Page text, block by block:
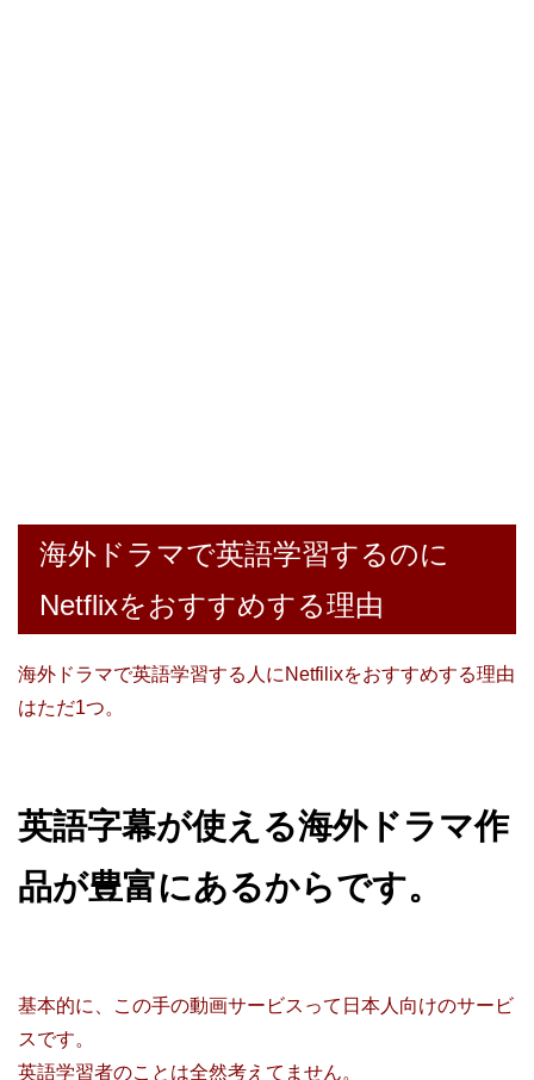
海外ドラマで英語学習するのに
Netflixをおすすめする理由
海外ドラマで英語学習する人にNetfilixをおすすめする理由
はただ1つ。
英語字幕が使える海外ドラマ作
品が豊富にあるからです。
基本的に、この手の動画サービスって日本人向けのサービ
スです。
英語学習者のことは全然考えてません。